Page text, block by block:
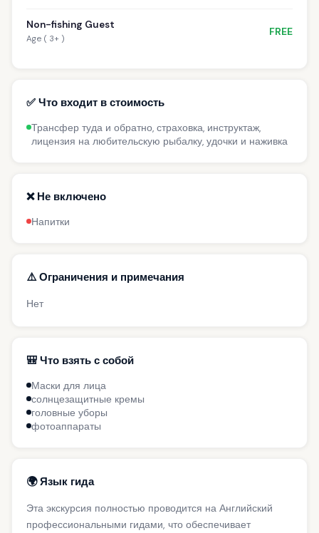
Non-fishing Guest
Age ( 3+ )
FREE
✅ Что входит в стоимость
Трансфер туда и обратно, страховка, инструктаж,
лицензия на любительскую рыбалку, удочки и наживка
❌ Не включено
Напитки
⚠️ Ограничения и примечания
Нет
🎒 Что взять с собой
Маски для лица
солнцезащитные кремы
головные уборы
фотоаппараты
🌍 Язык гида
Эта экскурсия полностью проводится на Английский
профессиональными гидами, что обеспечивает